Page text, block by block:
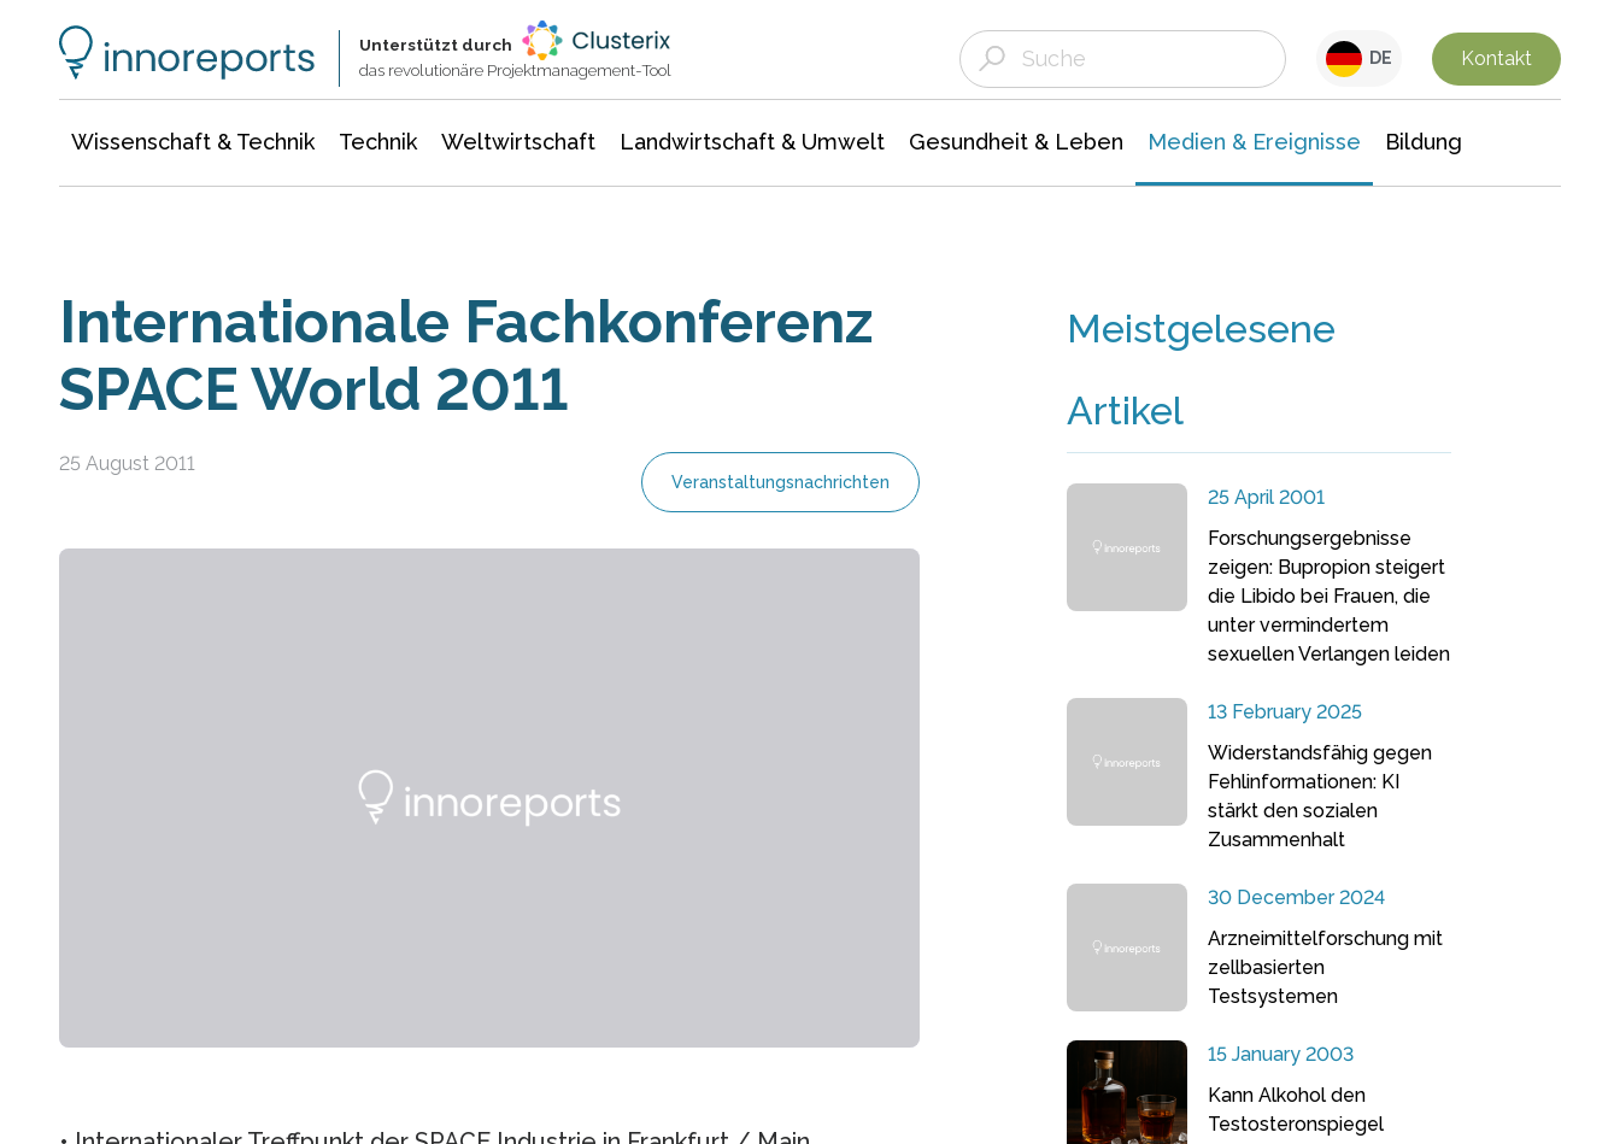
Unterstützt durch
das revolutionäre Projektmanagement-Tool
DE Kontakt
Wissenschaft & Technik Technik Weltwirtschaft Landwirtschaft & Umwelt Gesundheit & Leben Medien & Ereignisse Bildung
Internationale Fachkonferenz
SPACE World 2011
25 August 2011
Veranstaltungsnachrichten
Meistgelesene
Artikel
25 April 2001
Forschungsergebnisse
zeigen: Bupropion steigert
die Libido bei Frauen, die
unter vermindertem
sexuellen Verlangen leiden
13 February 2025
Widerstandsfähig gegen
Fehlinformationen: KI
stärkt den sozialen
Zusammenhalt
30 December 2024
Arzneimittelforschung mit
zellbasierten
Testsystemen
15 January 2003
Kann Alkohol den
Testosteronspiegel